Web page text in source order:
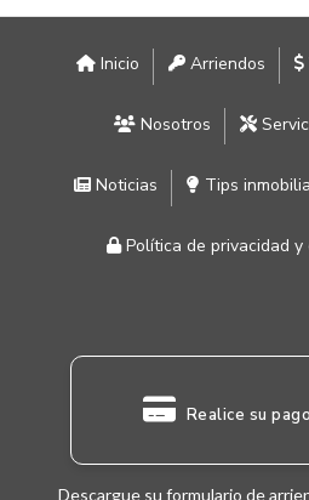
Inicio Arriendos
Nosotros
Noticias Tips
Política de privacidad y
Realice su
Descargue su formulario de